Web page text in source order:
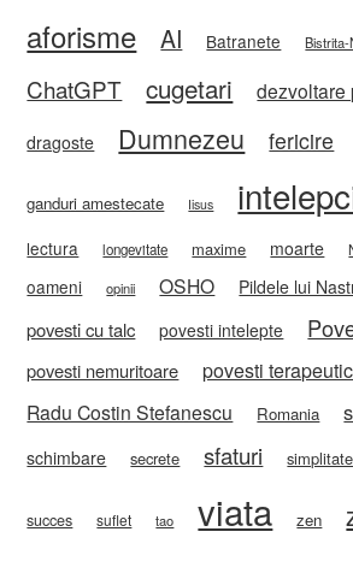
aforisme AI Batranete
ChatGPT cugetari dezvoltare
dragoste Dumnezeu fericire
ganduri amestecate Iisus
lectura longevitate maxime moarte
oameni opinii OSHO Pildele lui
povesti cu talc povesti intelepte
povesti nemuritoare povesti
Radu Costin Stefanescu Romania
schimbare secrete sfaturi simplitate
succes suflet tao viata zen